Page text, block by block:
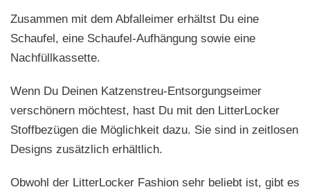
Zusammen mit dem Abfalleimer erhältst Du eine
Schaufel, eine Schaufel-Aufhängung sowie eine
Nachfüllkassette.
Wenn Du Deinen Katzenstreu-Entsorgungseimer
verschönern möchtest, hast Du mit den LitterLocker
Stoffbezügen die Möglichkeit dazu. Sie sind in zeitlosen
Designs zusätzlich erhältlich.
Obwohl der LitterLocker Fashion sehr beliebt ist, gibt es